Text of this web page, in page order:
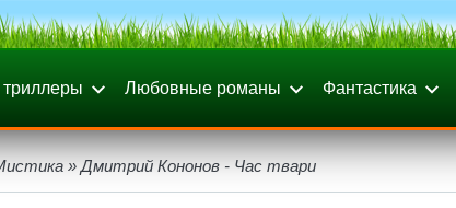
триллеры Любовные романы Фантастика
» Дмитрий Кононов - Час твари